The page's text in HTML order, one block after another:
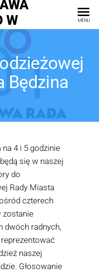
W
MENU
Będzina
na 4 i 5 godzinie
się w naszej
do
Rady Miasta
czterech
zostanie
dwóch radnych,
naszej
Głosowanie